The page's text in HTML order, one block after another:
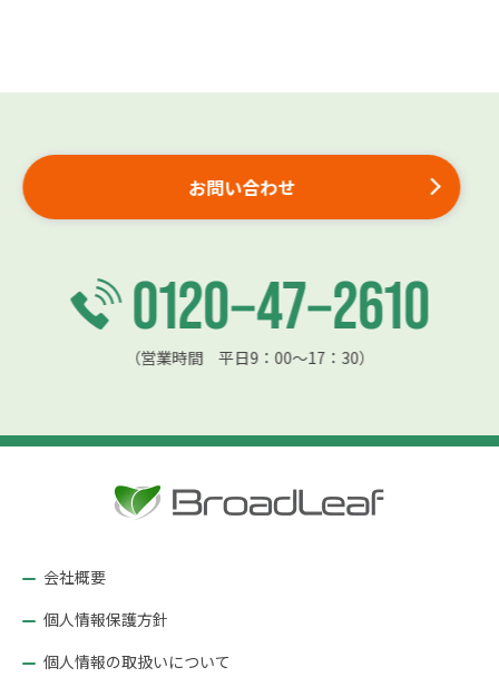
お問い合わせ
（営業時間 平日9：00〜17：30）
会社概要
個人情報保護方針
個人情報の取扱いについて